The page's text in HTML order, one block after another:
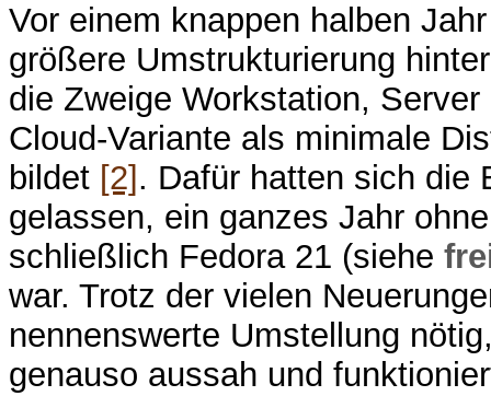
Vor einem knappen halben
größere Umstrukturierung
die Zweige Workstation,
Cloud-Variante als minimale
bildet [2] . Dafür hatten sich die
gelassen, ein ganzes Jahr
schließlich Fedora 21 (siehe
war. Trotz der vielen
nennenswerte Umstellung
genauso aussah und